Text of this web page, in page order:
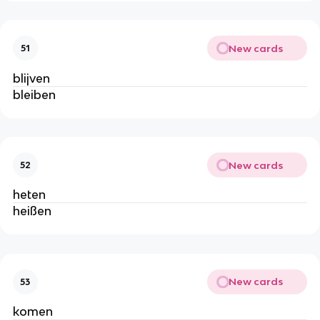
51 New cards
blijven
bleiben
52 New cards
heten
heißen
53 New cards
komen